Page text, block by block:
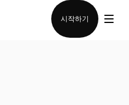
시작하기